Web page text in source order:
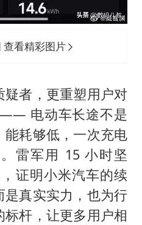
查看精彩图片
者，更重塑用户对
电动车长途不是
耗够低，一次充电
雷军用 15 小时坚
证明小米汽车的续
真实实力，也为行
杆，让更多用户相